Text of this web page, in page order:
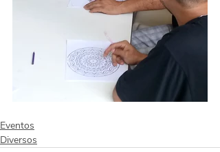
Eventos
Diversos